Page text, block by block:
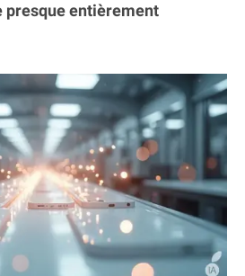
presque entièrement